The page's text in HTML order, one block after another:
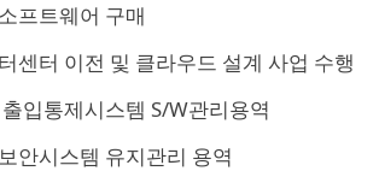
프트웨어 구매
센터 이전 및 클라우드 설계 사업 수행
입통제시스템 S/W관리용역
안시스템 유지관리 용역